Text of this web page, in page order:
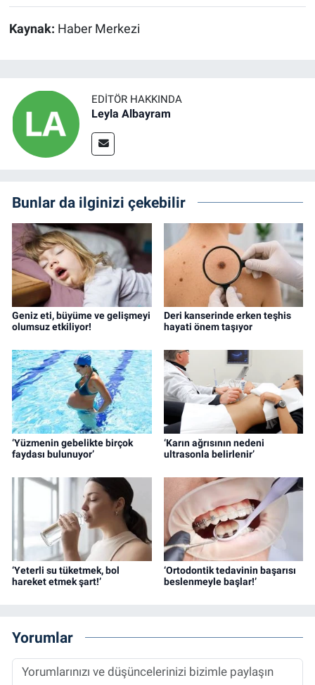
Kaynak: Haber Merkezi
EDITÖR HAKKINDA
Leyla Albayram
Bunlar da ilginizi çekebilir
Geniz eti, büyüme ve gelişmeyi
olumsuz etkiliyor!
Deri kanserinde erken teşhis
hayati önem taşıyor
‘Yüzmenin gebelikte birçok
faydası bulunuyor’
‘Karın ağrısının nedeni
ultrasonla belirlenir’
‘Yeterli su tüketmek, bol
hareket etmek şart!’
‘Ortodontik tedavinin başarısı
beslenmeyle başlar!’
Yorumlar